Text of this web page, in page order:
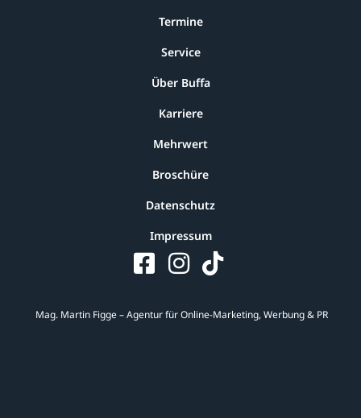
Termine
Service
Über Buffa
Karriere
Mehrwert
Broschüre
Datenschutz
Impressum
Mag. Martin Figge – Agentur für Online-Marketing, Werbung & PR